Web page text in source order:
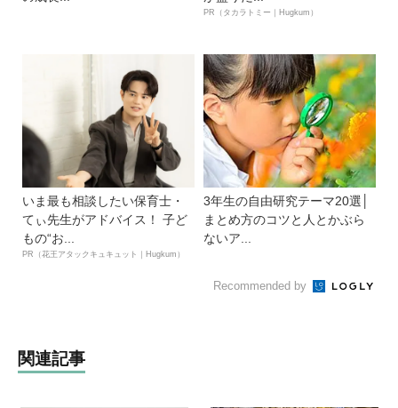
PR（タカラトミー｜Hugkum）
いま最も相談したい保育士・
てぃ先生がアドバイス！ 子ど
もの“お...
PR（花王アタックキュキュット｜Hugkum）
3年生の自由研究テーマ20選│
まとめ方のコツと人とかぶら
ないア...
Recommended by
関連記事